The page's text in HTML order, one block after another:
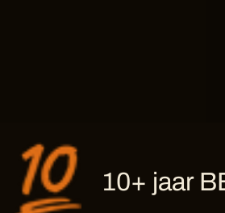
10+ jaar